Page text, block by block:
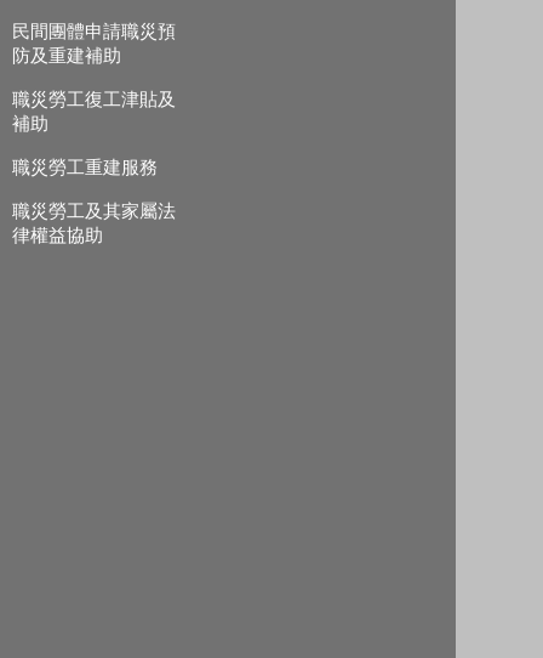
民間團體申請職災預
防及重建補助
職災勞工復工津貼及
補助
職災勞工重建服務
職災勞工及其家屬法
律權益協助